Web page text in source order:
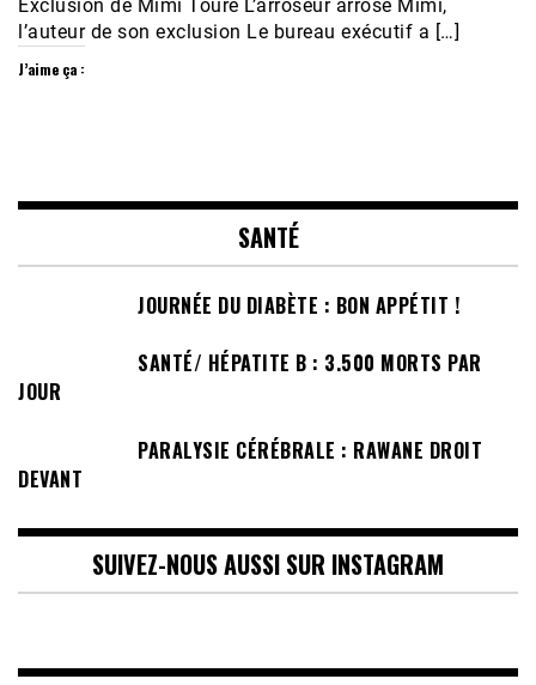
Exclusion de Mimi Touré L’arroseur arrosé Mimi,
l’auteur de son exclusion Le bureau exécutif a […]
J’aime ça :
SANTÉ
JOURNÉE DU DIABÈTE : BON APPÉTIT !
SANTÉ/ HÉPATITE B : 3.500 MORTS PAR
JOUR
PARALYSIE CÉRÉBRALE : RAWANE DROIT
DEVANT
SUIVEZ-NOUS AUSSI SUR INSTAGRAM